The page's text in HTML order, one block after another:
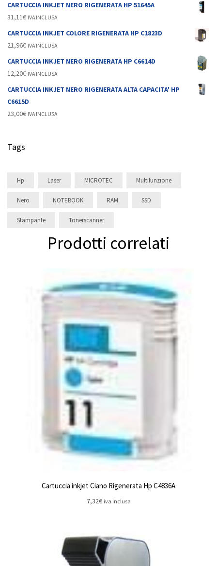
CARTUCCIA INKJET NERO RIGENERATA HP 51645A
31,11€ IVA INCLUSA
CARTUCCIA INKJET COLORE RIGENERATA HP C1823D
21,96€ IVA INCLUSA
CARTUCCIA INKJET NERO RIGENERATA HP C6614D
12,20€ IVA INCLUSA
CARTUCCIA INKJET NERO RIGENERATA ALTA CAPACITA' HP
C6615D
23,00€ IVA INCLUSA
Tags
Hp Laser MICROTEC Multifunzione
Nero NOTEBOOK RAM SSD
Stampante Tonerscanner
Prodotti correlati
Cartuccia inkjet Ciano Rigenerata Hp C4836A
7,32€ iva inclusa